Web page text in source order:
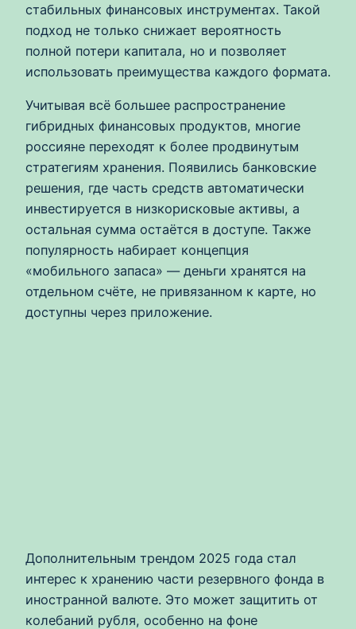
стабильных финансовых инструментах. Такой
подход не только снижает вероятность
полной потери капитала, но и позволяет
использовать преимущества каждого формата.
Учитывая всё большее распространение
гибридных финансовых продуктов, многие
россияне переходят к более продвинутым
стратегиям хранения. Появились банковские
решения, где часть средств автоматически
инвестируется в низкорисковые активы, а
остальная сумма остаётся в доступе. Также
популярность набирает концепция
«мобильного запаса» — деньги хранятся на
отдельном счёте, не привязанном к карте, но
доступны через приложение.
Дополнительным трендом 2025 года стал
интерес к хранению части резервного фонда в
иностранной валюте. Это может защитить от
колебаний рубля, особенно на фоне